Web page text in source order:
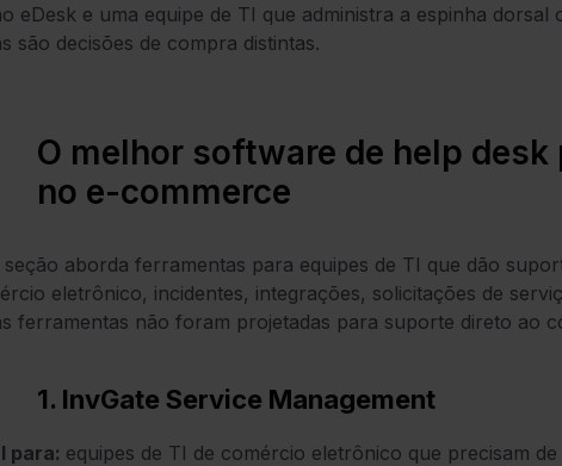
eDesk e uma equipe de TI que administra a espinha
são decisões de compra distintas.
O melhor software de help desk
no e-commerce
seção aborda ferramentas para equipes de TI que dão
eletrônico, incidentes, integrações, solicitações de
ferramentas não foram projetadas para suporte direto ao
1. InvGate Service Management
para: equipes de TI de comércio eletrônico que precisam